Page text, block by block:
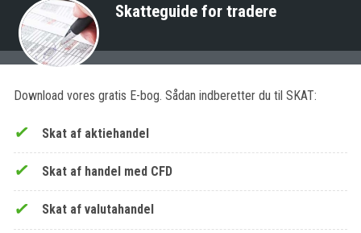
Skatteguide for tradere
Download vores gratis E-bog. Sådan indberetter du til SKAT:
Skat af aktiehandel
Skat af handel med CFD
Skat af valutahandel